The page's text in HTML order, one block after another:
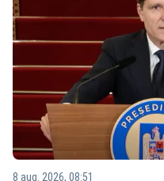
8 aug. 2026, 08:51